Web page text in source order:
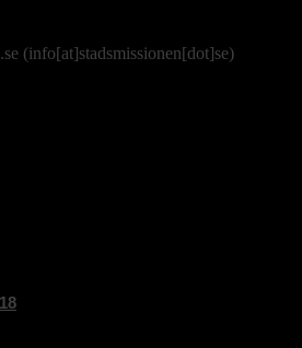
(info[at]stadsmissionen[dot]se)